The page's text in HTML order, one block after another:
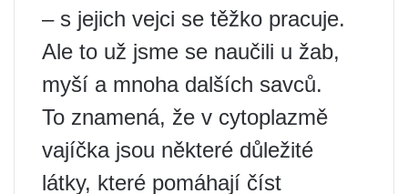
– s jejich vejci se těžko pracuje.
Ale to už jsme se naučili u žab,
myší a mnoha dalších savců.
To znamená, že v cytoplazmě
vajíčka jsou některé důležité
látky, které pomáhají číst